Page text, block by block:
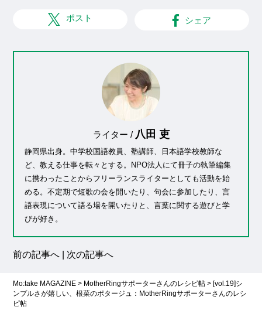
ポスト シェア
ライター / 八田 吏
静岡県出身。中学校国語教員、塾講師、日本語学校教師な
ど、教える仕事を転々とする。NPO法人にて冊子の執筆編集
に携わったことからフリーランスライターとしても活動を始
める。不定期で短歌の会を開いたり、句会に参加したり、言
語表現について語る場を開いたりと、言葉に関する遊びと学
びが好き。
前の記事へ 次の記事へ
Mo:take MAGAZINE > MotherRingサポーターさんのレシピ帖 >[vol.19]シ
ンプルさが嬉しい、根菜のポタージュ：MotherRingサポーターさんのレシ
ピ帖